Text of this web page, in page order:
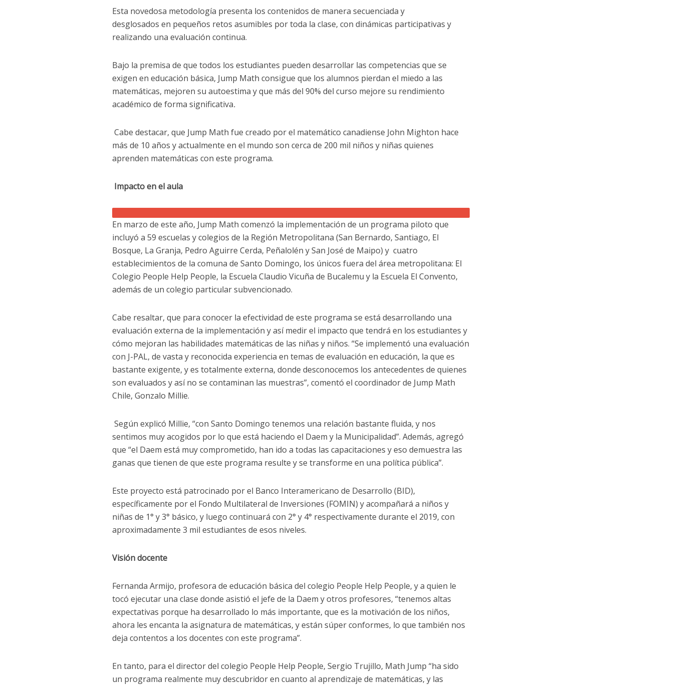
Esta novedosa metodología presenta los contenidos de manera secuenciada y
desglosados en pequeños retos asumibles por toda la clase, con dinámicas participativas y
realizando una evaluación continua.
Bajo la premisa de que todos los estudiantes pueden desarrollar las competencias que se
exigen en educación básica, Jump Math consigue que los alumnos pierdan el miedo a las
matemáticas, mejoren su autoestima y que más del 90% del curso mejore su rendimiento
académico de forma significativa.
Cabe destacar, que Jump Math fue creado por el matemático canadiense John Mighton hace
más de 10 años y actualmente en el mundo son cerca de 200 mil niños y niñas quienes
aprenden matemáticas con este programa.
Impacto en el aula
En marzo de este año, Jump Math comenzó la implementación de un programa piloto que
incluyó a 59 escuelas y colegios de la Región Metropolitana (San Bernardo, Santiago, El
Bosque, La Granja, Pedro Aguirre Cerda, Peñalolén y San José de Maipo) y cuatro
establecimientos de la comuna de Santo Domingo, los únicos fuera del área metropolitana: El
Colegio People Help People, la Escuela Claudio Vicuña de Bucalemu y la Escuela El Convento,
además de un colegio particular subvencionado.
Cabe resaltar, que para conocer la efectividad de este programa se está desarrollando una
evaluación externa de la implementación y así medir el impacto que tendrá en los estudiantes y
cómo mejoran las habilidades matemáticas de las niñas y niños. “Se implementó una evaluación
con J-PAL, de vasta y reconocida experiencia en temas de evaluación en educación, la que es
bastante exigente, y es totalmente externa, donde desconocemos los antecedentes de quienes
son evaluados y así no se contaminan las muestras”, comentó el coordinador de Jump Math
Chile, Gonzalo Millie.
Según explicó Millie, “con Santo Domingo tenemos una relación bastante fluida, y nos
sentimos muy acogidos por lo que está haciendo el Daem y la Municipalidad”. Además, agregó
que “el Daem está muy comprometido, han ido a todas las capacitaciones y eso demuestra las
ganas que tienen de que este programa resulte y se transforme en una política pública”.
Este proyecto está patrocinado por el Banco Interamericano de Desarrollo (BID),
específicamente por el Fondo Multilateral de Inversiones (FOMIN) y acompañará a niños y
niñas de 1° y 3° básico, y luego continuará con 2° y 4° respectivamente durante el 2019, con
aproximadamente 3 mil estudiantes de esos niveles.
Visión docente
Fernanda Armijo, profesora de educación básica del colegio People Help People, y a quien le
tocó ejecutar una clase donde asistió el jefe de la Daem y otros profesores, “tenemos altas
expectativas porque ha desarrollado lo más importante, que es la motivación de los niños,
ahora les encanta la asignatura de matemáticas, y están súper conformes, lo que también nos
deja contentos a los docentes con este programa”.
En tanto, para el director del colegio People Help People, Sergio Trujillo, Math Jump “ha sido
un programa realmente muy descubridor en cuanto al aprendizaje de matemáticas, y las